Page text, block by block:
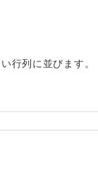
行列に並びます。